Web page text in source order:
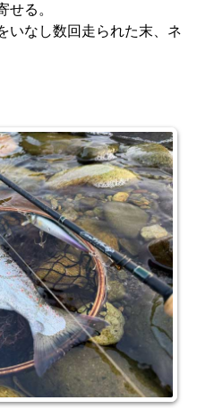
る。
いなし数回走られた末、ネ